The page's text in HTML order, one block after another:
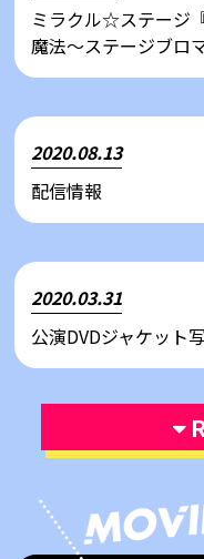
ミラクル☆ステージ
魔法～ステージブロ
2020.08.13
配信情報
2020.03.31
公演DVDジャケット